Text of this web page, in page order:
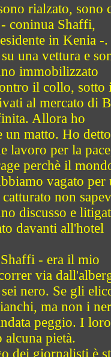
rialzato, sono
coninua Shaffi,
in Kenia -.
una vettura e
immobilizzato
il collo, sotto
al mercato di
Allora ho
un matto. Ho
lavoro per la
perchè il
vagato per
non
discusso e
davanti all'hotel
- era il mio
via
nero. Se gli
ma non i
peggio. I loro
alcuna pietà.
dei giornalisti è